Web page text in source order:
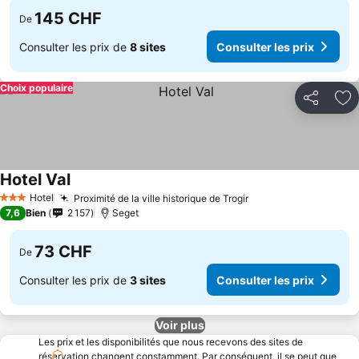
De 145 CHF
Consulter les prix de 8 sites Consulter les prix
Partager
Choix populaire
3 ÉtoilesHotel Proximité de la ville historique de Trogir
Hotel Val
7,6 Bien 2 157 Seget
De 73 CHF
Consulter les prix de 3 sites Consulter les prix
Voir plus
Les prix et les disponibilités que nous recevons des sites de
réservation changent constamment. Par conséquent, il se peut que